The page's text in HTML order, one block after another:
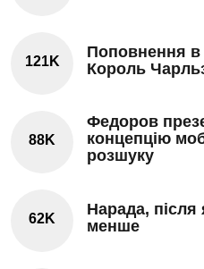
121K
Поповнення в
Король
88K
Федоров
концепцію
розшуку
62K
Нарада, після
менше